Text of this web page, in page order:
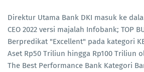
Direktur Utama Bank DKI masuk ke
CEO 2022 versi majalah Infobank; TOP
Berpredikat "Excellent" pada kategori
Aset Rp50 Triliun hingga Rp100 Triliun
The Best Performance Bank Kategori